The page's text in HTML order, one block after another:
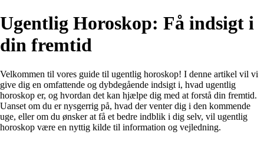
Ugentlig Horoskop: Få indsigt i
din fremtid
Velkommen til vores guide til ugentlig horoskop! I denne artikel vil vi
give dig en omfattende og dybdegående indsigt i, hvad ugentlig
horoskop er, og hvordan det kan hjælpe dig med at forstå din fremtid.
Uanset om du er nysgerrig på, hvad der venter dig i den kommende
uge, eller om du ønsker at få et bedre indblik i dig selv, vil ugentlig
horoskop være en nyttig kilde til information og vejledning.